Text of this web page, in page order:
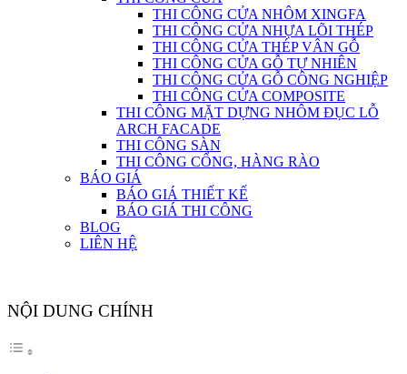
THI CÔNG CỬA NHÔM XINGFA
THI CÔNG CỬA NHỰA LÕI THÉP
THI CÔNG CỬA THÉP VÂN GỖ
THI CÔNG CỬA GỖ TỰ NHIÊN
THI CÔNG CỬA GỖ CÔNG NGHIỆP
THI CÔNG CỬA COMPOSITE
THI CÔNG MẶT DỰNG NHÔM ĐỤC LỖ
ARCH FACADE
THI CÔNG SÀN
THI CÔNG CỔNG, HÀNG RÀO
BÁO GIÁ
BÁO GIÁ THIẾT KẾ
BÁO GIÁ THI CÔNG
BLOG
LIÊN HỆ
NỘI DUNG CHÍNH